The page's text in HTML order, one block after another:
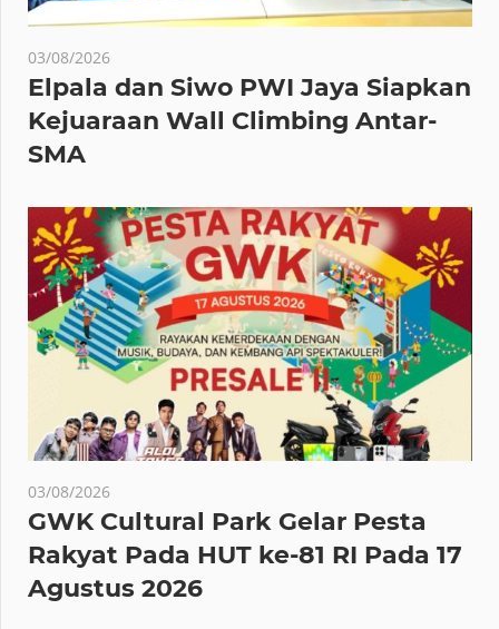
03/08/2026
Elpala dan Siwo PWI Jaya Siapkan
Kejuaraan Wall Climbing Antar-
SMA
03/08/2026
GWK Cultural Park Gelar Pesta
Rakyat Pada HUT ke-81 RI Pada 17
Agustus 2026